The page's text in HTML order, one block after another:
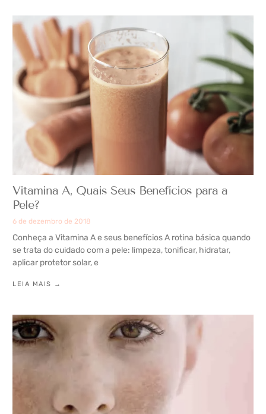
Vitamina A, Quais Seus Benefícios para a
Pele?
6 de dezembro de 2018
Conheça a Vitamina A e seus benefícios A rotina básica quando
se trata do cuidado com a pele: limpeza, tonificar, hidratar,
aplicar protetor solar, e
LEIA MAIS →